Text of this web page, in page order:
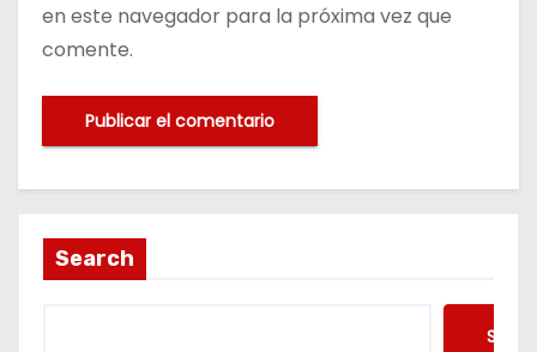
en este navegador para la próxima vez que
comente.
Search